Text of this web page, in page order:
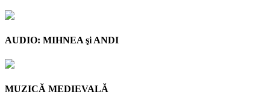
AUDIO: MIHNEA şi ANDI
MUZICĂ MEDIEVALĂ